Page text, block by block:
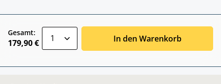
Gesamt:
179,90 € In den Warenkorb